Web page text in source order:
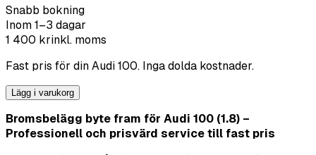
Snabb bokning
Inom 1–3 dagar
1 400 krinkl. moms
Fast pris för din Audi 100. Inga dolda kostnader.
Lägg i varukorg
Bromsbelägg byte fram för Audi 100 (1.8) –
Professionell och prisvärd service till fast pris